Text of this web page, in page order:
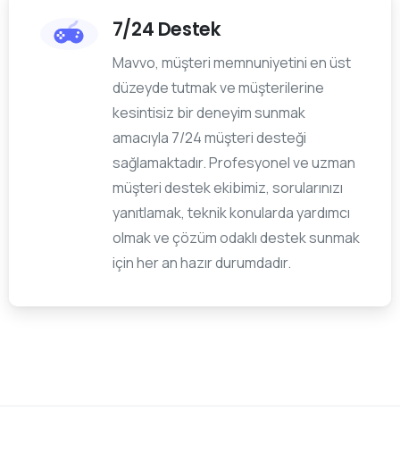
7/24 Destek
Mavvo, müşteri memnuniyetini en üst
düzeyde tutmak ve müşterilerine
kesintisiz bir deneyim sunmak
amacıyla 7/24 müşteri desteği
sağlamaktadır. Profesyonel ve uzman
müşteri destek ekibimiz, sorularınızı
yanıtlamak, teknik konularda yardımcı
olmak ve çözüm odaklı destek sunmak
için her an hazır durumdadır.